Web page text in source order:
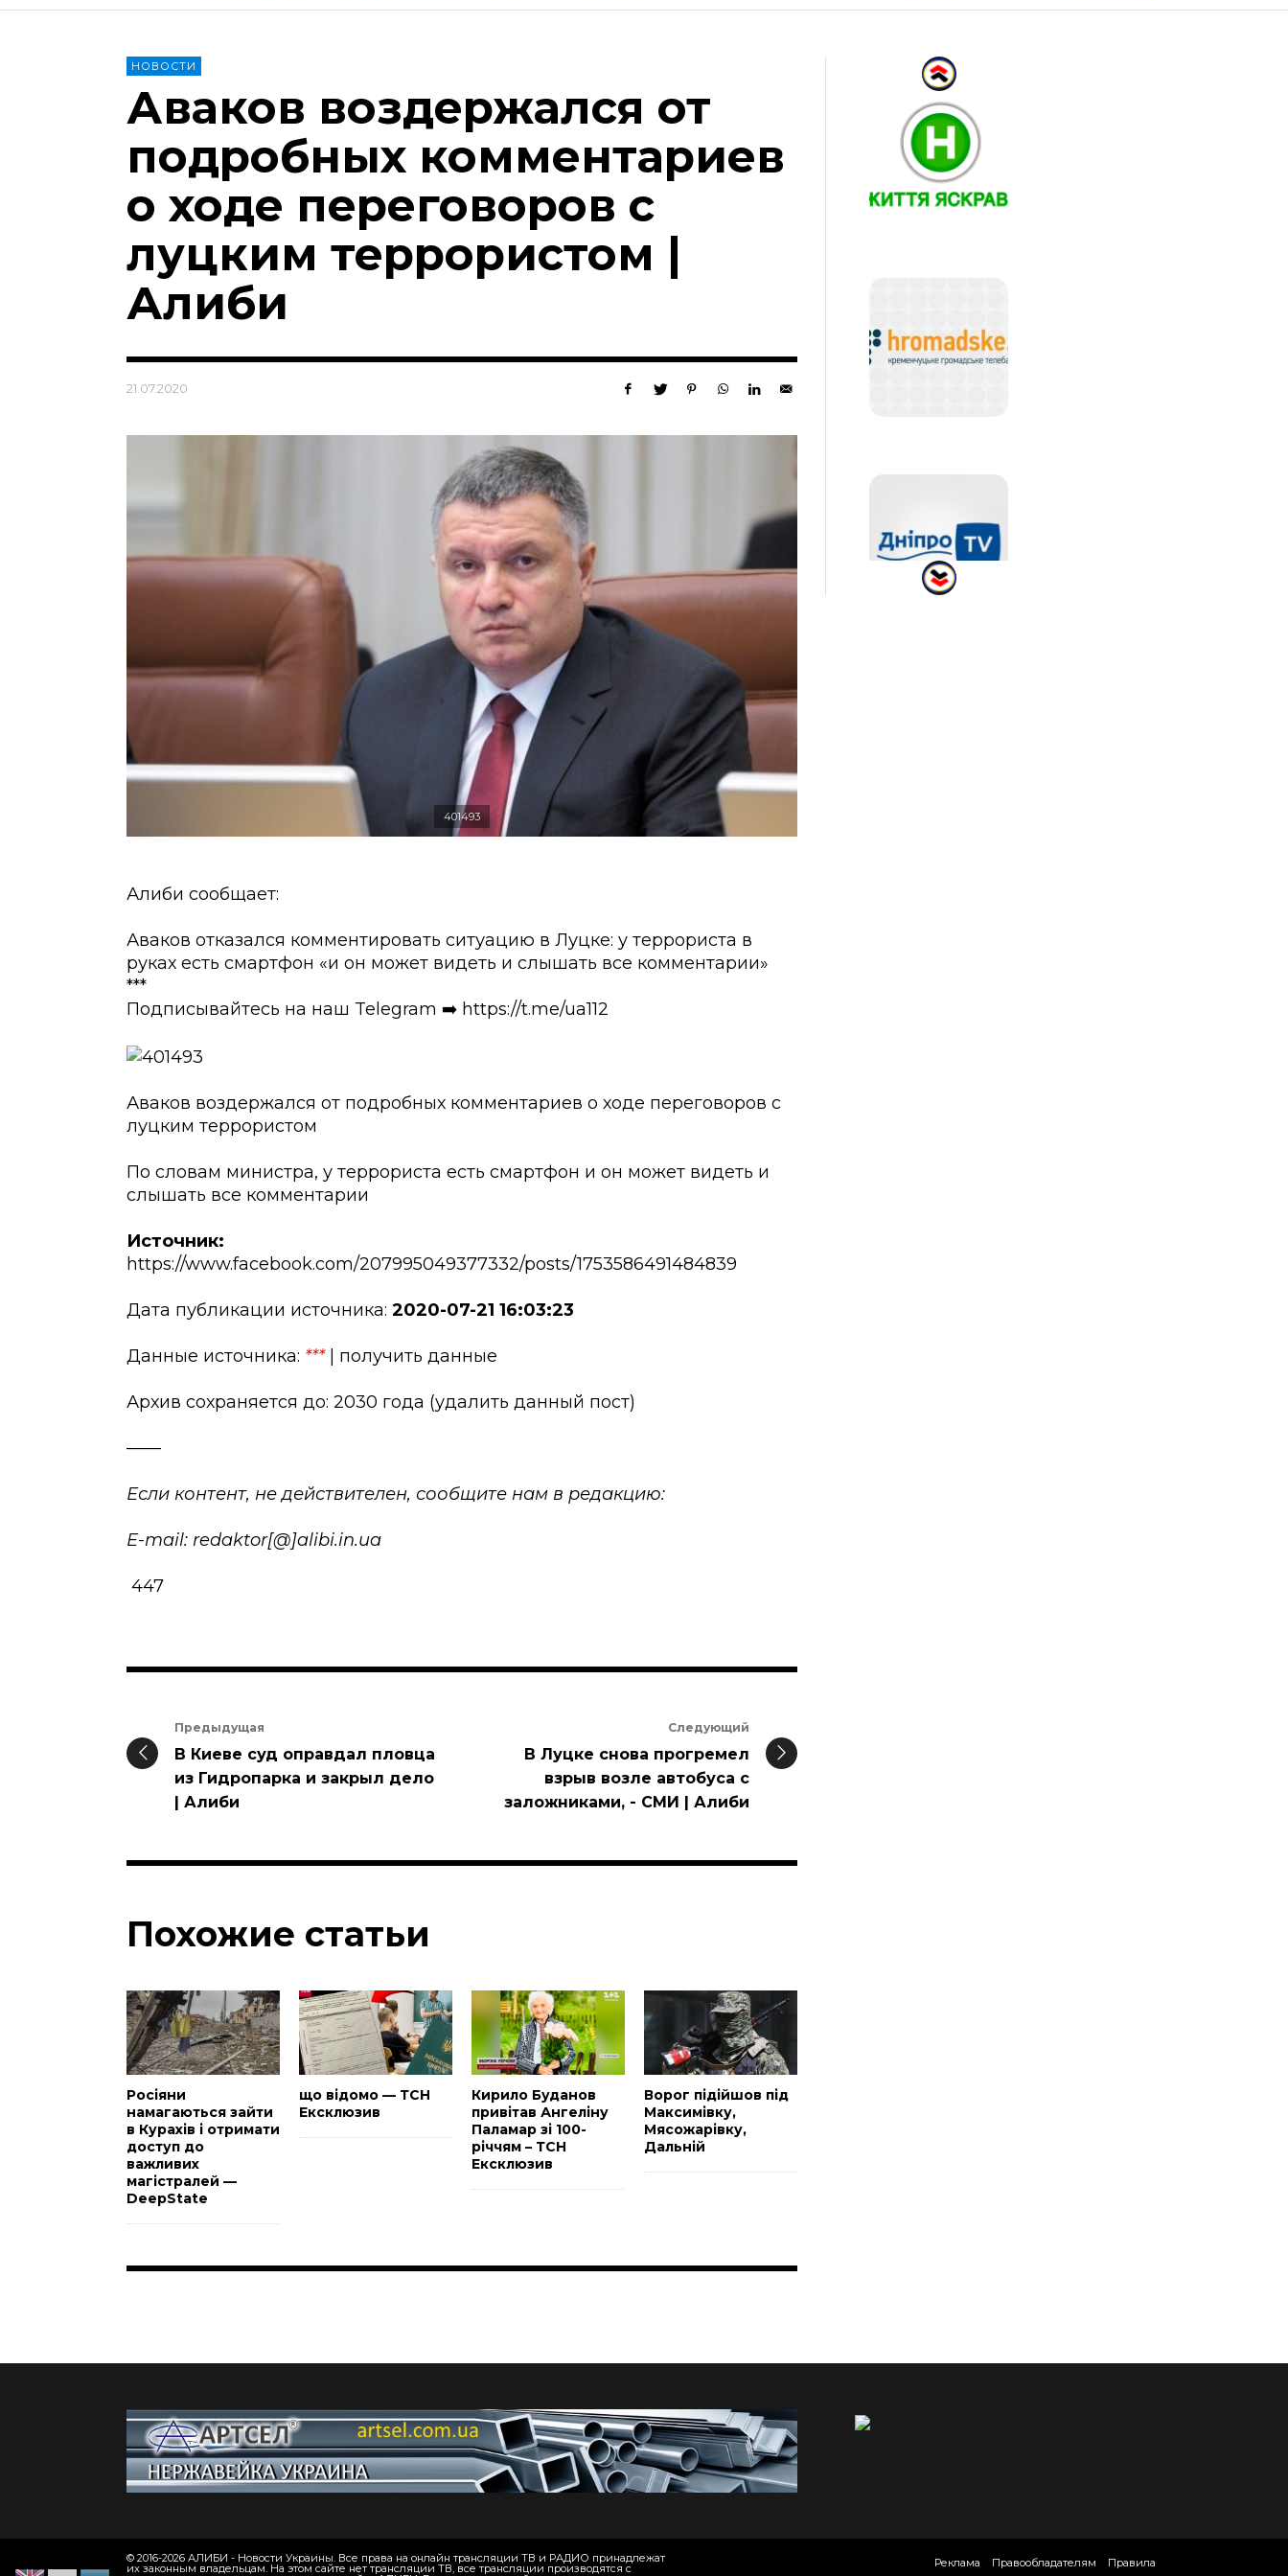
НОВОСТИ
Аваков воздержался от
подробных комментариев
о ходе переговоров с
луцким террористом |
Алиби
21.07.2020
401493
Алиби сообщает:
Аваков отказался комментировать ситуацию в Луцке: у террориста в
руках есть смартфон «и он может видеть и слышать все комментарии»
***
Подписывайтесь на наш Telegram ➡️ https://t.me/ua112
Аваков воздержался от подробных комментариев о ходе переговоров с
луцким террористом
По словам министра, у террориста есть смартфон и он может видеть и
слышать все комментарии
Источник:
https://www.facebook.com/207995049377332/posts/1753586491484839
Дата публикации источника: 2020-07-21 16:03:23
Данные источника: ***| получить данные
Архив сохраняется до: 2030 года (удалить данный пост)
——
Если контент, не действителен, сообщите нам в редакцию:
E-mail: redaktor[@]alibi.in.ua
447
Предыдущая
В Киеве суд оправдал пловца
из Гидропарка и закрыл дело
| Алиби
Следующий
В Луцке снова прогремел
взрыв возле автобуса с
заложниками, - СМИ | Алиби
Похожие статьи
Росіяни
намагаються зайти
в Курахів і отримати
доступ до
важливих
магістралей —
DeepState
що відомо — ТСН
Ексклюзив
Кирило Буданов
привітав Ангеліну
Паламар зі 100-
річчям – ТСН
Ексклюзив
Ворог підійшов під
Максимівку,
Мясожарівку,
Дальній
© 2016-2026 АЛИБИ - Новости Украины. Все права на онлайн трансляции ТВ и РАДИО принадлежат
их законным владельцам. На этом сайте нет трансляции ТВ, все трансляции производятся с Реклама Правообладателям Правила